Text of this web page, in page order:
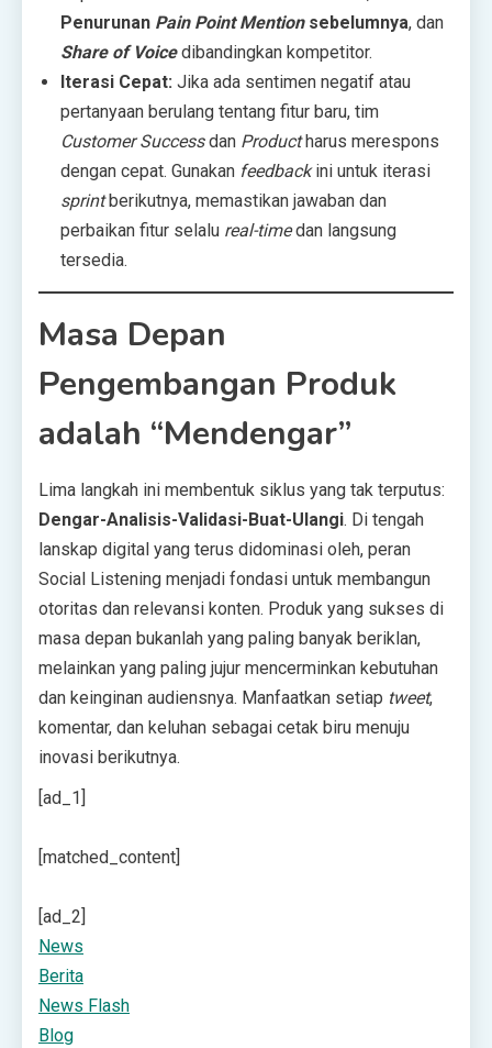
Penurunan Pain Point Mentionsebelumnya, dan
Share of Voicedibandingkan kompetitor.
Iterasi Cepat: Jika ada sentimen negatif atau
pertanyaan berulang tentang fitur baru, tim
Customer Successdan Productharus merespons
dengan cepat. Gunakan feedbackini untuk iterasi
sprintberikutnya, memastikan jawaban dan
perbaikan fitur selalu real-timedan langsung
tersedia.
Masa Depan
Pengembangan Produk
adalah “Mendengar”
Lima langkah ini membentuk siklus yang tak terputus:
Dengar-Analisis-Validasi-Buat-Ulangi. Di tengah
lanskap digital yang terus didominasi oleh, peran
Social Listening menjadi fondasi untuk membangun
otoritas dan relevansi konten. Produk yang sukses di
masa depan bukanlah yang paling banyak beriklan,
melainkan yang paling jujur mencerminkan kebutuhan
dan keinginan audiensnya. Manfaatkan setiap tweet,
komentar, dan keluhan sebagai cetak biru menuju
inovasi berikutnya.
[ad_1]
[matched_content]
[ad_2]
News
Berita
News Flash
Blog